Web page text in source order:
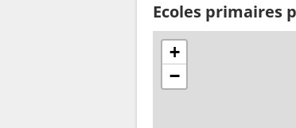
Ecoles primaires
+
−